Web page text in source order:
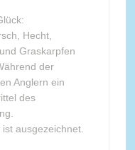
Hecht,
Graskarpfen
der
Anglern ein
des
ausgezeichnet.